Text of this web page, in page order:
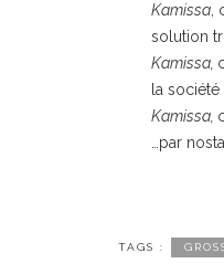
Kamissa
solution
Kamissa,
la
Kamissa,
…par
TAGS :